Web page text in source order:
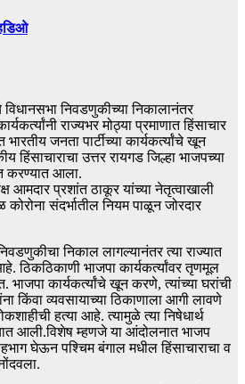
निवडणुकीच्या निकालानंतर
राज्यभर मोठ्या प्रमाणात हिंसाचार
जनता पार्टीच्या कार्यकर्त्यांचे खून
उत्तर रायगड जिल्हा भाजपच्या
करण्यात आला.
आमदार प्रशांत ठाकूर यांच्या नेतृत्वाखाली
संदर्भातील नियम पाळून जोरदार
निकाल लागल्यानंतर त्या राज्यात
ठिकठिकाणी भाजपा कार्यकर्त्यांवर तृणमूल
कार्यकर्त्यांचे खून करणे, त्यांच्या घरांची
किंवा व्यवसायाच्या ठिकाणाला आगी लावणे
हत्या आहे. त्यामुळे त्या निषेधार्थ
आली.विशेष म्हणजे या आंदोलनात भाजप
घेऊन पश्चिम बंगाल मधील हिंसाचाराचा व